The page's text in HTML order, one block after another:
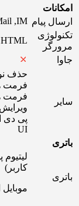
امکانات
ارسال پیام ,IM
تکنولوژی
مرورگر
HTML
جاوا
سایر
حذف
UI
باتری
باتری
کاربر)
موبایل ای